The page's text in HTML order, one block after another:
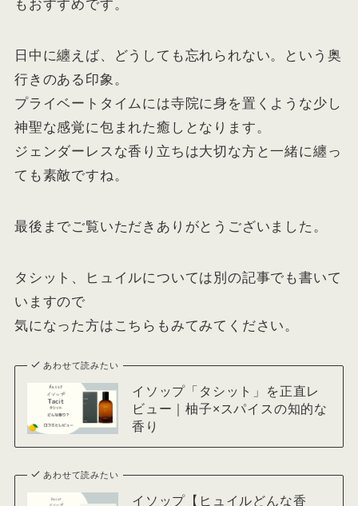
もおすすめです。
日中に纏えば、どうしても忘れられない。という奥
行きのある印象。
プライベートタイムには寺院に身を置くような少し
神聖な感覚に包まれた癒しとなります。
ジェンダーレスな香り立ちは大切な方と一緒に纏っ
ても素敵ですね。
最後までご覧いただきありがとうございました。
タシット、ヒュイルについては別の記事でも書いて
いますので
気になった方はこちらもみてみてください。
あわせて読みたい
イソップ「タシット」を正直レ
ビュー｜柚子×スパイスの知的な
香り
あわせて読みたい
イソップ【ヒュイルどんな香